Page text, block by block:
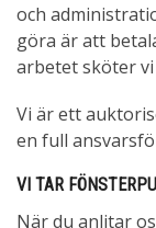
och
göra är att
arbetet sköter
Vi är ett
en full
VI TAR
När du anlitar